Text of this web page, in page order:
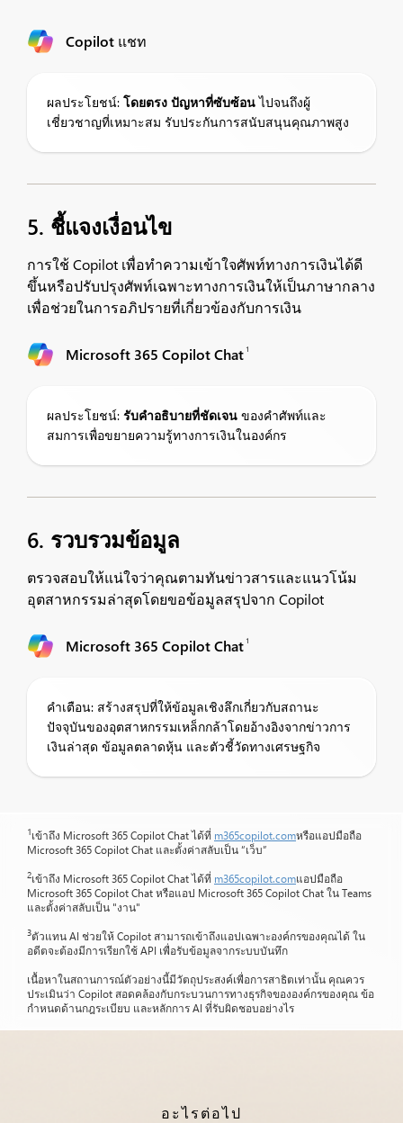
Copilot แชท
ผลประโยชน์: โดยตรง ปัญหาที่ซับซ้อนไปจนถึงผู้
เชี่ยวชาญที่เหมาะสม รับประกันการสนับสนุนคุณภาพสูง
5. ชี้แจงเงื่อนไข
การใช้ Copilot เพื่อทำความเข้าใจศัพท์ทางการเงินได้ดี
ขึ้นหรือปรับปรุงศัพท์เฉพาะทางการเงินให้เป็นภาษากลาง
เพื่อช่วยในการอภิปรายที่เกี่ยวข้องกับการเงิน
Microsoft 365 Copilot Chat 1
ผลประโยชน์: รับคำอธิบายที่ชัดเจน ของคำศัพท์และ
สมการเพื่อขยายความรู้ทางการเงินในองค์กร
6. รวบรวมข้อมูล
ตรวจสอบให้แน่ใจว่าคุณตามทันข่าวสารและแนวโน้ม
อุตสาหกรรมล่าสุดโดยขอข้อมูลสรุปจาก Copilot
Microsoft 365 Copilot Chat 1
คำเตือน: สร้างสรุปที่ให้ข้อมูลเชิงลึกเกี่ยวกับสถานะ
ปัจจุบันของอุตสาหกรรมเหล็กกล้าโดยอ้างอิงจากข่าวการ
เงินล่าสุด ข้อมูลตลาดหุ้น และตัวชี้วัดทางเศรษฐกิจ
1เข้าถึง Microsoft 365 Copilot Chat ได้ที่ m365copilot.comหรือแอปมือถือ
Microsoft 365 Copilot Chat และตั้งค่าสลับเป็น “เว็บ”
2เข้าถึง Microsoft 365 Copilot Chat ได้ที่ m365copilot.comแอปมือถือ
Microsoft 365 Copilot Chat หรือแอป Microsoft 365 Copilot Chat ใน Teams
และตั้งค่าสลับเป็น "งาน"
3ตัวแทน AI ช่วยให้ Copilot สามารถเข้าถึงแอปเฉพาะองค์กรของคุณได้ ใน
อดีตจะต้องมีการเรียกใช้ API เพื่อรับข้อมูลจากระบบบันทึก
เนื้อหาในสถานการณ์ตัวอย่างนี้มีวัตถุประสงค์เพื่อการสาธิตเท่านั้น คุณควร
ประเมินว่า Copilot สอดคล้องกับกระบวนการทางธุรกิจขององค์กรของคุณ ข้อ
กำหนดด้านกฎระเบียบ และหลักการ AI ที่รับผิดชอบอย่างไร
อะไรต่อไป